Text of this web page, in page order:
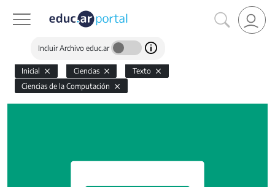
Incluir Archivo educ.ar
Inicial Ciencias
Texto
Ciencias de la Computación